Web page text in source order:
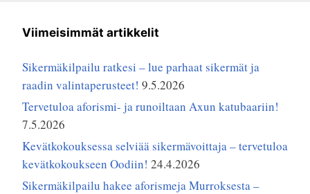
Viimeisimmät artikkelit
Sikermäkilpailu ratkesi – lue parhaat sikermät ja
raadin valintaperusteet! 9.5.2026
Tervetuloa aforismi- ja runoiltaan Axun katubaariin!
7.5.2026
Kevätkokouksessa selviää sikermävoittaja – tervetuloa
kevätkokoukseen Oodiin! 24.4.2026
Sikermäkilpailu hakee aforismeja Murroksesta –